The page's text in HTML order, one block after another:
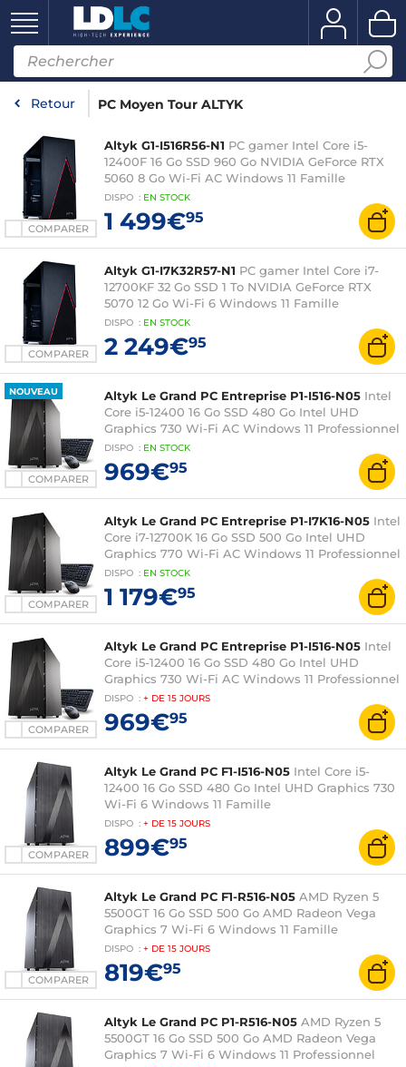
Retour PC Moyen Tour ALTYK
COMPARER
Altyk G1-I516R56-N1 PC gamer Intel Core i5-
12400F 16 Go SSD 960 Go NVIDIA GeForce RTX
5060 8 Go Wi-Fi AC Windows 11 Famille
DISPO : EN STOCK
1 499€95
COMPARER
Altyk G1-I7K32R57-N1 PC gamer Intel Core i7-
12700KF 32 Go SSD 1 To NVIDIA GeForce RTX
5070 12 Go Wi-Fi 6 Windows 11 Famille
DISPO : EN STOCK
2 249€95
NOUVEAU
COMPARER
Altyk Le Grand PC Entreprise P1-I516-N05 Intel
Core i5-12400 16 Go SSD 480 Go Intel UHD
Graphics 730 Wi-Fi AC Windows 11 Professionnel
DISPO : EN STOCK
969€95
COMPARER
Altyk Le Grand PC Entreprise P1-I7K16-N05 Intel
Core i7-12700K 16 Go SSD 500 Go Intel UHD
Graphics 770 Wi-Fi AC Windows 11 Professionnel
DISPO : EN STOCK
1 179€95
COMPARER
Altyk Le Grand PC Entreprise P1-I516-N05 Intel
Core i5-12400 16 Go SSD 480 Go Intel UHD
Graphics 730 Wi-Fi AC Windows 11 Professionnel
DISPO : + DE 15 JOURS
969€95
COMPARER
Altyk Le Grand PC F1-I516-N05 Intel Core i5-
12400 16 Go SSD 480 Go Intel UHD Graphics 730
Wi-Fi 6 Windows 11 Famille
DISPO : + DE 15 JOURS
899€95
COMPARER
Altyk Le Grand PC F1-R516-N05 AMD Ryzen 5
5500GT 16 Go SSD 500 Go AMD Radeon Vega
Graphics 7 Wi-Fi 6 Windows 11 Famille
DISPO : + DE 15 JOURS
819€95
Altyk Le Grand PC P1-R516-N05 AMD Ryzen 5
5500GT 16 Go SSD 500 Go AMD Radeon Vega
Graphics 7 Wi-Fi 6 Windows 11 Professionnel